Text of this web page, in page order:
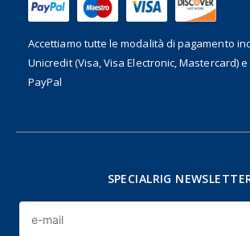
Accettiamo tutte le modalità di pagamento
Unicredit (Visa, Visa Electronic, Mastercard)
PayPal
SPECIALRIG